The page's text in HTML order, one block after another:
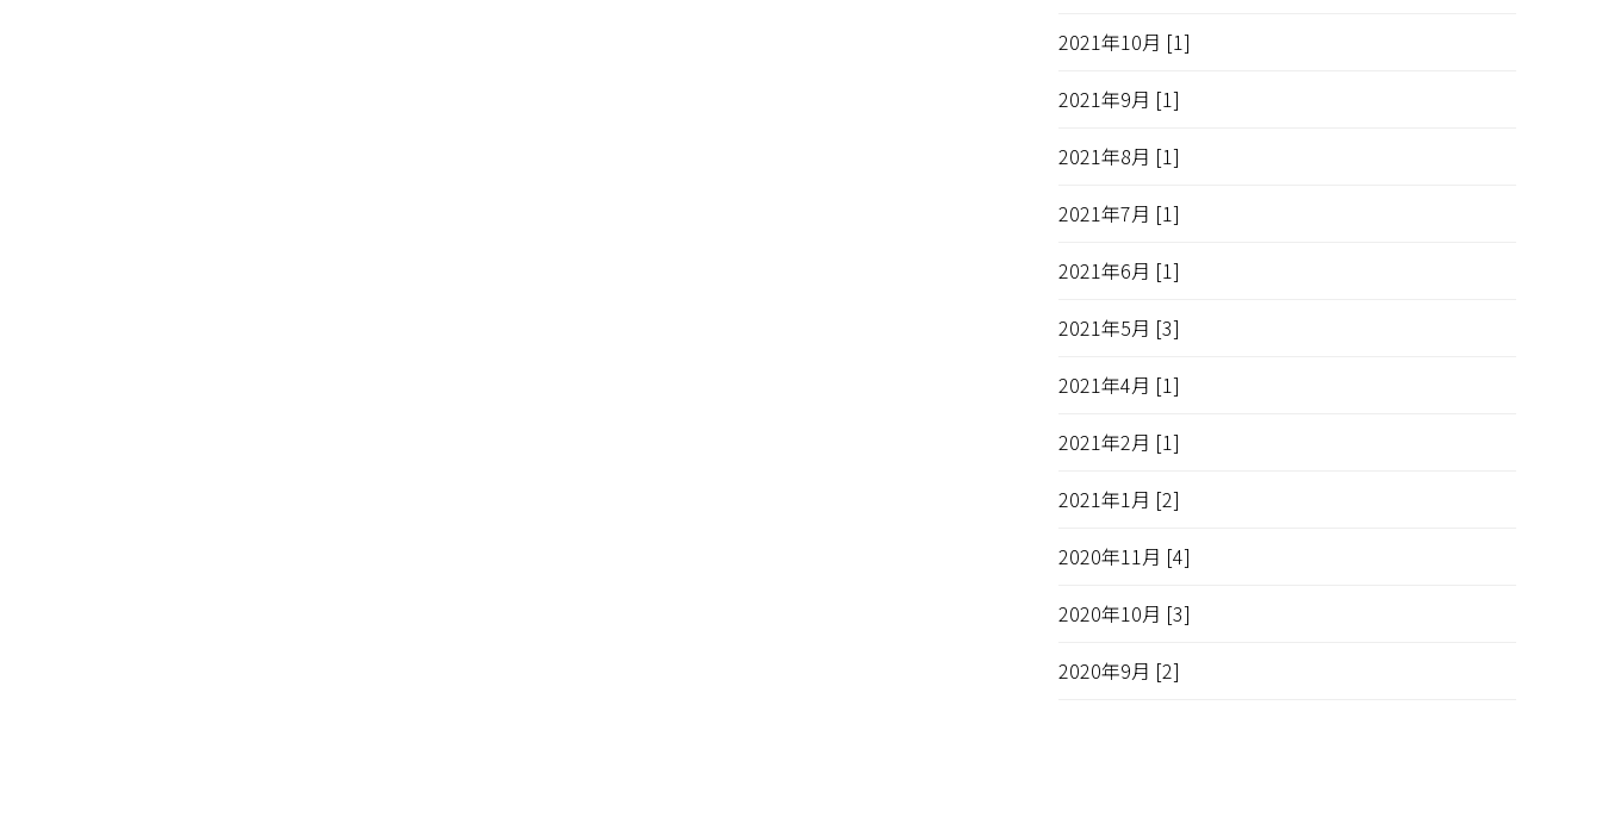
2021年10月 [1]
2021年9月 [1]
2021年8月 [1]
2021年7月 [1]
2021年6月 [1]
2021年5月 [3]
2021年4月 [1]
2021年2月 [1]
2021年1月 [2]
2020年11月 [4]
2020年10月 [3]
2020年9月 [2]